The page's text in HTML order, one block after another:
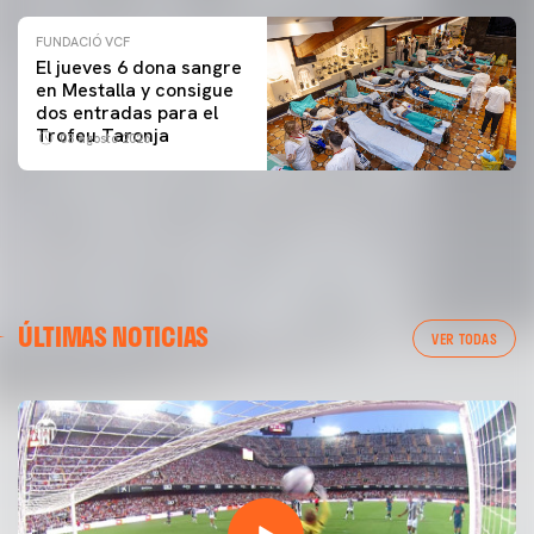
FUNDACIÓ VCF
El jueves 6 dona sangre
en Mestalla y consigue
dos entradas para el
Trofeu Taronja
03 agosto 2026
ÚLTIMAS NOTICIAS VER TODAS